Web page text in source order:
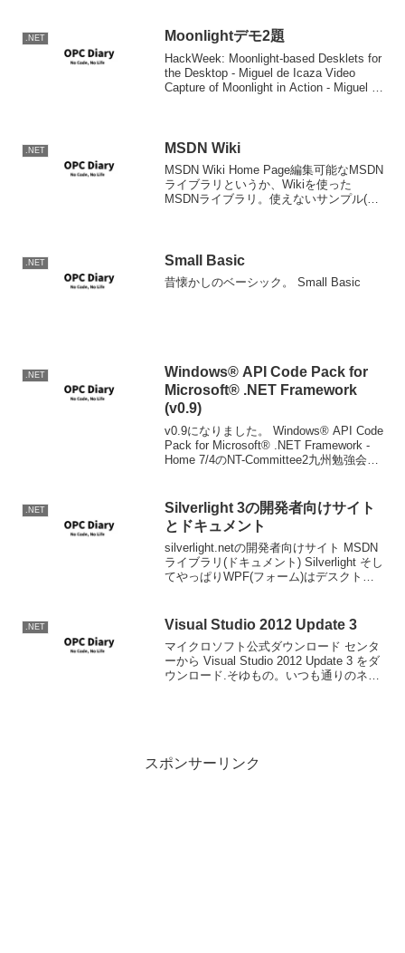
.NET Moonlightデモ2題
HackWeek: Moonlight-based Desklets for
the Desktop - Miguel de Icaza Video
Capture of Moonlight in Action - Miguel de
.NET MSDN Wiki
MSDN Wiki Home Page編集可能なMSDN
ライブラリというか、Wikiを使った
MSDNライブラリ。使えないサンプル(爆)
.NET Small Basic
昔懐かしのベーシック。 Small Basic
.NET
Windows® API Code Pack for
Microsoft® .NET Framework
(v0.9)
v0.9になりました。 Windows® API Code
Pack for Microsoft® .NET Framework -
Home 7/4のNT-Committee2九州勉強会で
.NET
Silverlight 3の開発者向けサイト
とドキュメント
silverlight.netの開発者向けサイト MSDN
ライブラリ(ドキュメント) Silverlight そし
てやっぱりWPF(フォーム)はデスクトッ
.NET Visual Studio 2012 Update 3
マイクロソフト公式ダウンロード センタ
ーから Visual Studio 2012 Update 3 をダ
ウンロード.そゆもの。いつも通りのネッ
スポンサーリンク